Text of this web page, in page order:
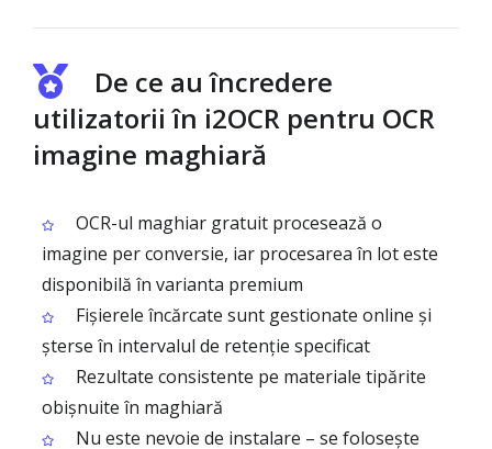
De ce au încredere
utilizatorii în i2OCR pentru OCR
imagine maghiară
OCR-ul maghiar gratuit procesează o
imagine per conversie, iar procesarea în lot este
disponibilă în varianta premium
Fișierele încărcate sunt gestionate online și
șterse în intervalul de retenție specificat
Rezultate consistente pe materiale tipărite
obișnuite în maghiară
Nu este nevoie de instalare – se folosește